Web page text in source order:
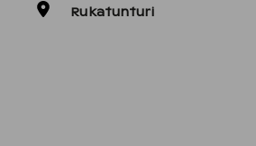
Rukatunturi